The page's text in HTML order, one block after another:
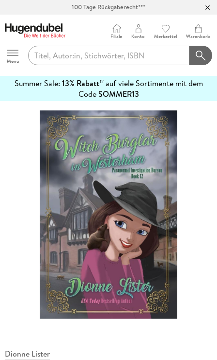
Hugendubel
Menu
Filiale Konto Merkzettel Warenkorb
Summer Sale: 13% Rabatt12auf viele Sortimente mit dem
CodeSOMMER13
erfahren
Dionne Lister